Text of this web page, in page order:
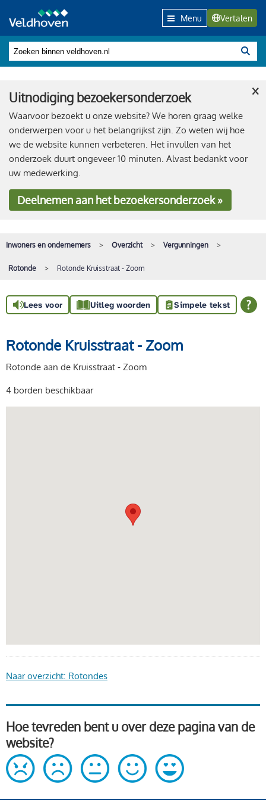
Menu Vertalen
Uitnodiging bezoekersonderzoek
Waarvoor bezoekt u onze website? We horen graag welke
onderwerpen voor u het belangrijkst zijn. Zo weten wij hoe
we de website kunnen verbeteren. Het invullen van het
onderzoek duurt ongeveer 10 minuten. Alvast bedankt voor
uw medewerking.
Deelnemenaan het bezoekersonderzoek »
×
Inwoners en ondernemers Overzicht Vergunningen
Rotonde Rotonde Kruisstraat - Zoom
Lees voor Uitleg woorden Simpele tekst
Rotonde Kruisstraat - Zoom
Rotonde aan de Kruisstraat - Zoom
4 borden beschikbaar
Naar overzicht: Rotondes
Hoe tevreden bent u over deze pagina van de
website?